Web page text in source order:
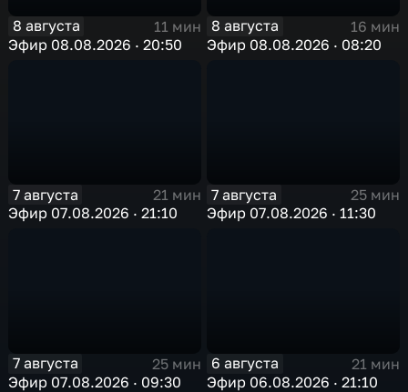
8 августа
11 мин
Эфир 08.08.2026 · 20:50
8 августа
16 мин
Эфир 08.08.2026 · 08:20
7 августа
21 мин
Эфир 07.08.2026 · 21:10
7 августа
25 мин
Эфир 07.08.2026 · 11:30
7 августа
25 мин
Эфир 07.08.2026 · 09:30
6 августа
21 мин
Эфир 06.08.2026 · 21:10